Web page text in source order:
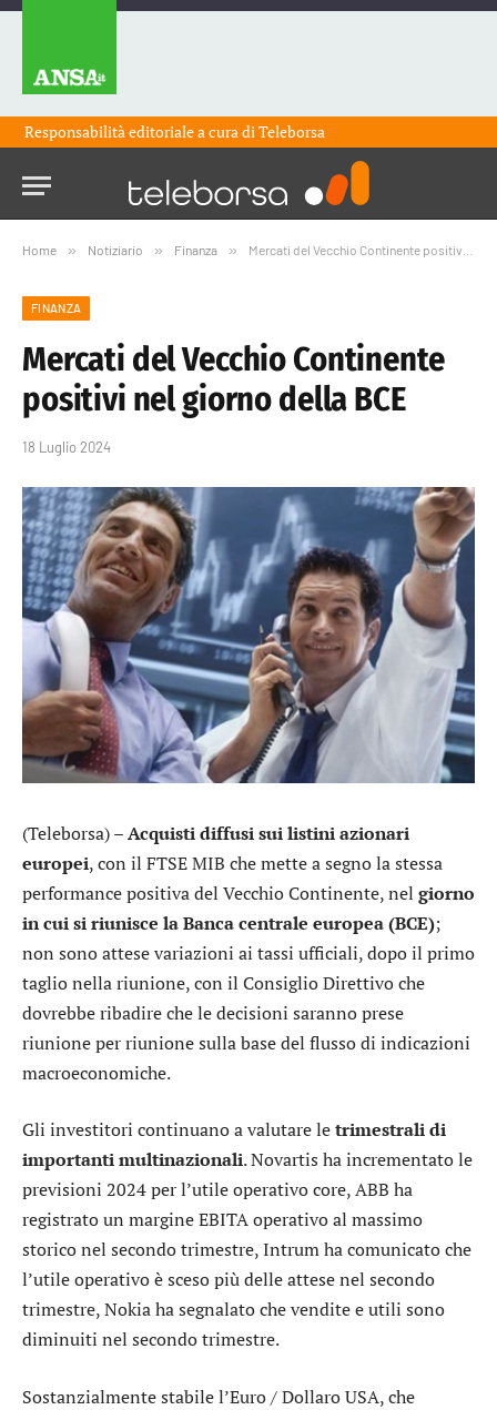
Responsabilità editoriale a cura diTeleborsa
Home » Notiziario » Finanza » Mercati del Vecchio Continente positivi nel giorno della BCE
FINANZA
Mercati del Vecchio Continente
positivi nel giorno della BCE
18 Luglio 2024
(Teleborsa) –Acquisti diffusi sui listini azionari
europei, con il FTSE MIB che mette a segno la stessa
performance positiva del Vecchio Continente, nel giorno
in cui si riunisce la Banca centrale europea (BCE);
non sono attese variazioni ai tassi ufficiali, dopo il primo
taglio nella riunione, con il Consiglio Direttivo che
dovrebbe ribadire che le decisioni saranno prese
riunione per riunione sulla base del flusso di indicazioni
macroeconomiche.
Gli investitori continuano a valutare letrimestrali di
importanti multinazionali.Novartis ha incrementato le
previsioni 2024 per l’utile operativo core,ABB ha
registrato un margine EBITA operativo al massimo
storico nel secondo trimestre, Intrum ha comunicato che
l’utile operativo è sceso più delle attese nel secondo
trimestre,Nokiaha segnalato che vendite e utili sono
diminuiti nel secondo trimestre.
Sostanzialmente stabile l’Euro / Dollaro USA, che